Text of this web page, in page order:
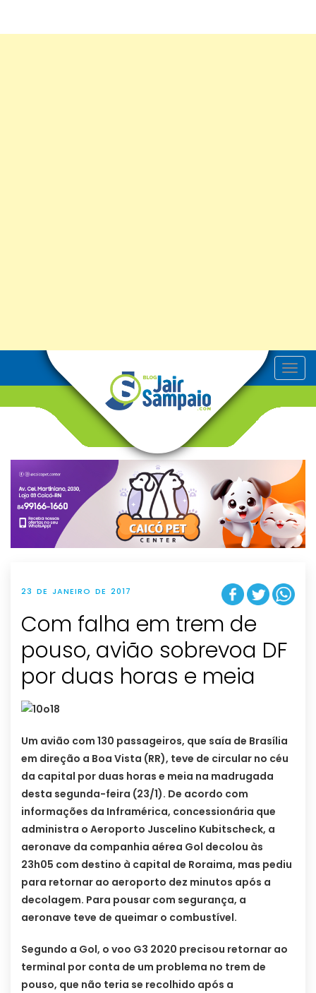
T
o
v
g
t
i
o
n
23 DE JANEIRO DE 2017
Com falha em trem de
pouso, avião sobrevoa DF
por duas horas e meia
Um avião com 130 passageiros, que saía de Brasília
em direção a Boa Vista (RR), teve de circular no céu
da capital por duas horas e meia na madrugada
desta segunda-feira (23/1). De acordo com
informações da Inframérica, concessionária que
administra o Aeroporto Juscelino Kubitscheck, a
aeronave da companhia aérea Gol decolou às
23h05 com destino à capital de Roraima, mas pediu
para retornar ao aeroporto dez minutos após a
decolagem. Para pousar com segurança, a
aeronave teve de queimar o combustível.
Segundo a Gol, o voo G3 2020 precisou retornar ao
terminal por conta de um problema no trem de
pouso, que não teria se recolhido após a